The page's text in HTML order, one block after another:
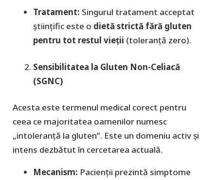
Tratament: Singurul tratament acceptat
științific este o dietă strictă fără gluten
pentru tot restul vieții (toleranță zero).
Sensibilitatea la Gluten Non-Celiacă
(SGNC)
​Acesta este termenul medical corect pentru
ceea ce majoritatea oamenilor numesc
„intoleranță la gluten”. Este un domeniu activ și
intens dezbătut în cercetarea actuală.
Mecanism: Pacienții prezintă simptome